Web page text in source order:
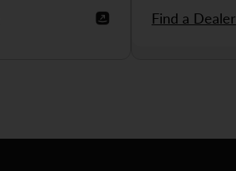
Find a Dealer